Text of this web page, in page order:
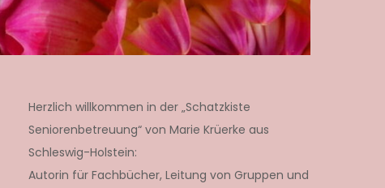
Herzlich willkommen in der „Schatzkiste
Seniorenbetreuung“ von Marie Krüerke aus
Schleswig-Holstein:
Autorin für Fachbücher, Leitung von Gruppen und